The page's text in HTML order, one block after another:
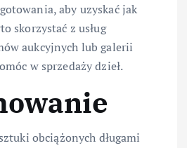
aby uzyskać jak
skorzystać z usług
aukcyjnych lub galerii
w sprzedaży dzieł.
obciążonych długami